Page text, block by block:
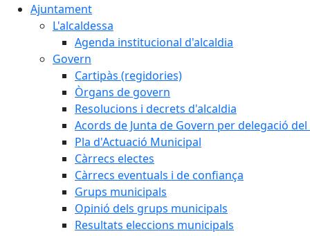
Ajuntament
L'alcaldessa
Agenda institucional d'alcaldia
Govern
Cartipàs (regidories)
Òrgans de govern
Resolucions i decrets d'alcaldia
Acords de Junta de Govern per delegació del
Pla d'Actuació Municipal
Càrrecs electes
Càrrecs eventuals i de confiança
Grups municipals
Opinió dels grups municipals
Resultats eleccions municipals